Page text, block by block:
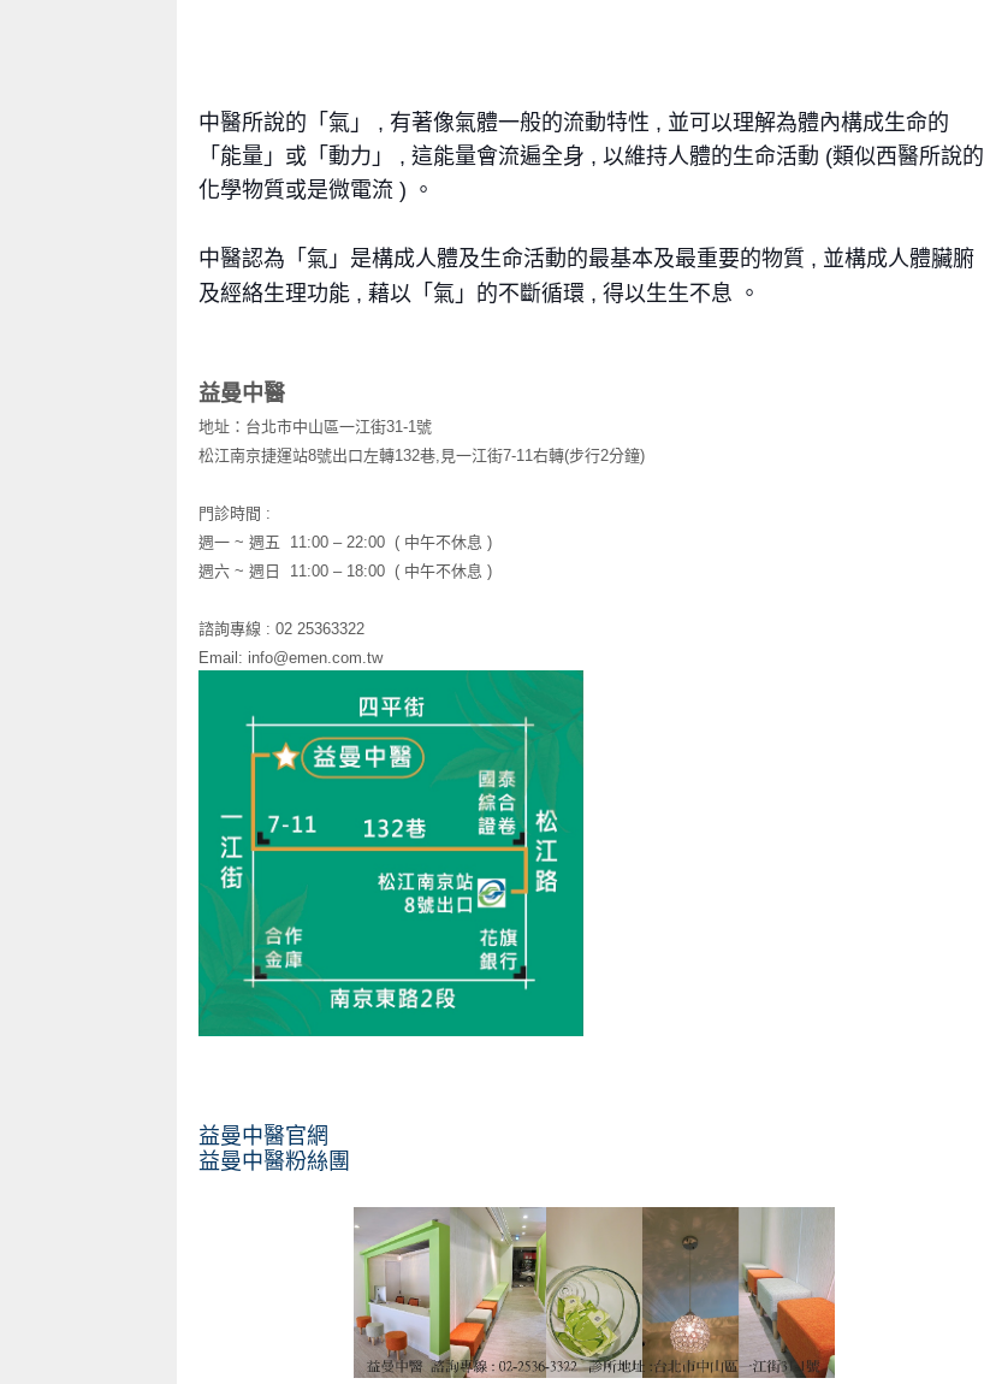
中醫所說的「氣」 , 有著像氣體一般的流動特性 , 並可以理解為體內構成生命的
「能量」或「動力」 , 這能量會流遍全身 , 以維持人體的生命活動 (類似西醫所說的
化學物質或是微電流 ) 。
中醫認為「氣」是構成人體及生命活動的最基本及最重要的物質 , 並構成人體臟腑
及經絡生理功能 , 藉以「氣」的不斷循環 , 得以生生不息 。
益曼中醫
地址：台北市中山區一江街31-1號
松江南京捷運站8號出口左轉132巷, 見一江街7-11右轉(步行2分鐘)
門診時間 :
週一 ~ 週五 11:00 – 22:00 ( 中午不休息 )
週六 ~ 週日 11:00 – 18:00 ( 中午不休息 )
諮詢專線 : 02 25363322
Email: info@emen.com.tw
益曼中醫官網
益曼中醫粉絲團